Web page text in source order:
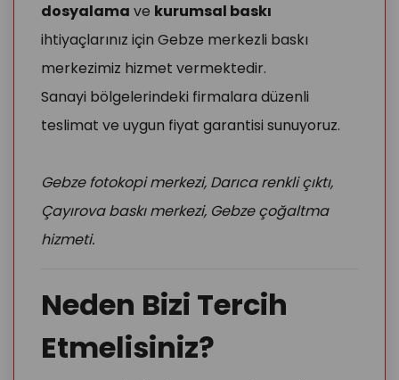
dosyalama ve kurumsal baskı
ihtiyaçlarınız için Gebze merkezli baskı
merkezimiz hizmet vermektedir.
Sanayi bölgelerindeki firmalara düzenli
teslimat ve uygun fiyat garantisi sunuyoruz.
Gebze fotokopi merkezi, Darıca renkli çıktı,
Çayırova baskı merkezi, Gebze çoğaltma
hizmeti.
Neden Bizi Tercih
Etmelisiniz?